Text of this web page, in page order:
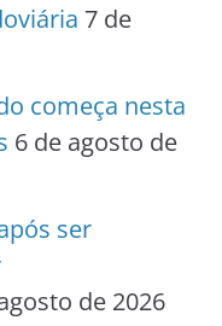
7 de
começa nesta
6 de agosto de
ser
de 2026